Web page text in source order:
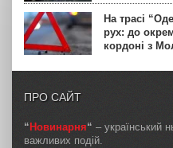
На трасі
рух: до
кордоні з
ПРО САЙТ
“ Новинарня“ – український
важливих подій.